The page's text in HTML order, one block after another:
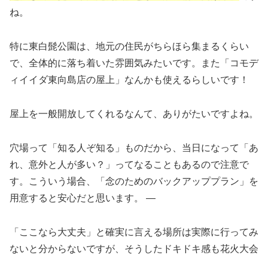
ね。
特に東白髭公園は、地元の住民がちらほら集まるくらい
で、全体的に落ち着いた雰囲気みたいです。また「コモデ
ィイイダ東向島店の屋上」なんかも使えるらしいです！
屋上を一般開放してくれるなんて、ありがたいですよね。
穴場って「知る人ぞ知る」ものだから、当日になって「あ
れ、意外と人が多い？」ってなることもあるので注意で
す。こういう場合、「念のためのバックアッププラン」を
用意すると安心だと思います。 —
「ここなら大丈夫」と確実に言える場所は実際に行ってみ
ないと分からないですが、そうしたドキドキ感も花火大会